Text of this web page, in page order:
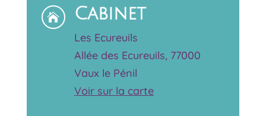
 Cabinet
Les Ecureuils
Allée des Ecureuils, 77000
Vaux le Pénil
Voir sur la carte